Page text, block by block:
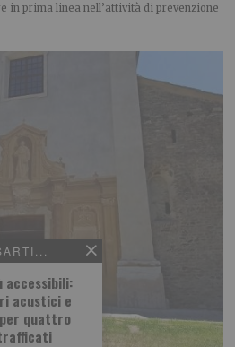
accessibili:
acustici e
quattro
in prima linea nell’attività di prevenzione